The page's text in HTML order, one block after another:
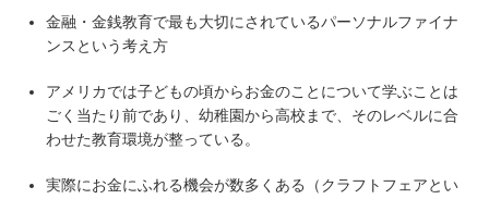
金融・金銭教育で最も大切にされているパーソナルファイナ
ンスという考え方
アメリカでは子どもの頃からお金のことについて学ぶことは
ごく当たり前であり、幼稚園から高校まで、そのレベルに合
わせた教育環境が整っている。
実際にお金にふれる機会が数多くある（クラフトフェアとい